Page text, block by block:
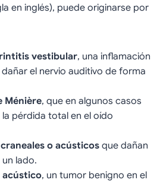
en inglés), puede originarse por
vestibular, una inflamación
el nervio auditivo de forma
Ménière, que en algunos casos
pérdida total en el oído
o acústicos que dañan
lado.
acústico, un tumor benigno en el